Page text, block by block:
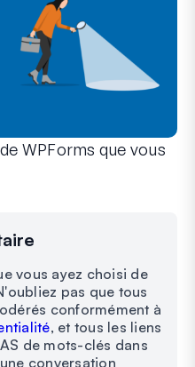
WPForms que vous
vous ayez choisi de
pas que tous
conformément à
, et tous les liens
de mots-clés dans
conversation